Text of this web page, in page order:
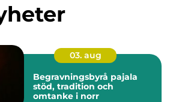
03. aug
Begravningsbyrå pajala
stöd, tradition och
omtanke i norr